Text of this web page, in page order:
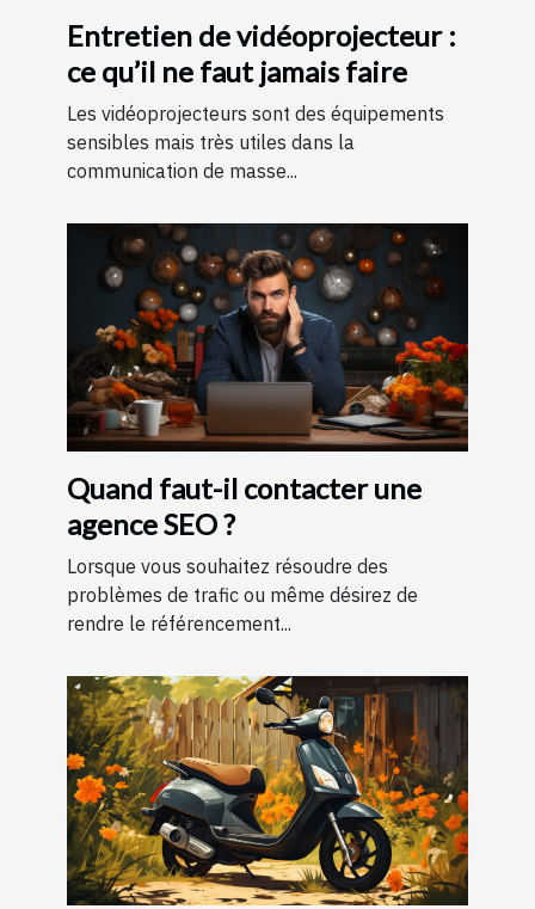
Entretien de vidéoprojecteur :
ce qu’il ne faut jamais faire
Les vidéoprojecteurs sont des équipements
sensibles mais très utiles dans la
communication de masse...
Quand faut-il contacter une
agence SEO ?
Lorsque vous souhaitez résoudre des
problèmes de trafic ou même désirez de
rendre le référencement...